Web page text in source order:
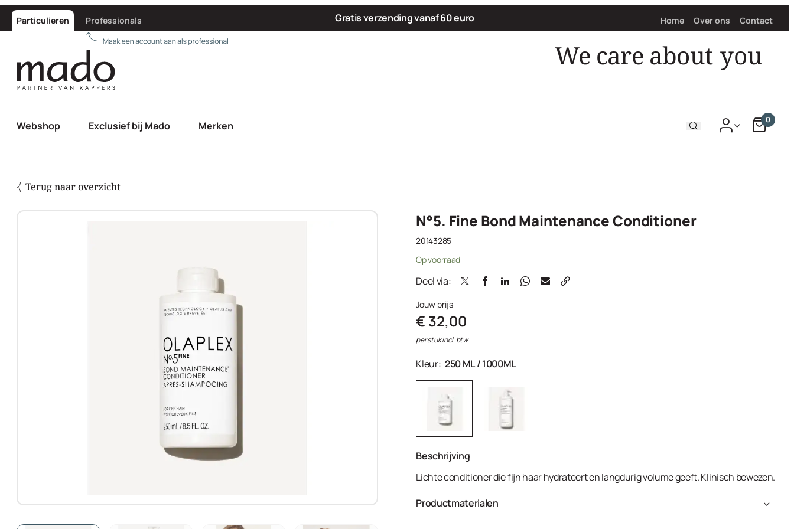
Particulieren Professionals Gratis verzending vanaf 60 euro Home Over ons Contact
We care about you
Webshop Exclusief bij Mado Merken 0
Terug naar overzicht
N°5. Fine Bond Maintenance Conditioner
20143285
Op voorraad
Deel via:
Jouw prijs
€ 32,00
per stuk incl. btw
Kleur: 250 ML/1000ML
Beschrijving
Lichte conditioner die fijn haar hydrateert en langdurig volume geeft. Klinisch bewezen.
Productmaterialen